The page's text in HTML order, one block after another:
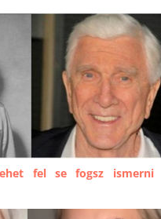
fel se fogsz ismerni